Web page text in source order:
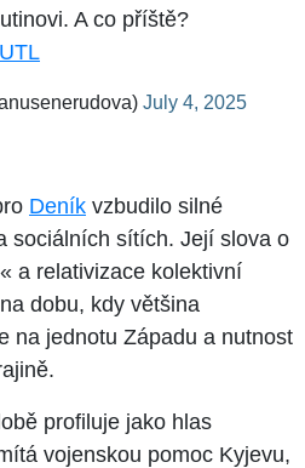
A co příště?
July 4, 2025
Deník vzbudilo silné
sociálních sítích. Její slova o
a relativizace kolektivní
dobu, kdy většina
na jednotu Západu a nutnost
profiluje jako hlas
vojenskou pomoc Kyjevu,